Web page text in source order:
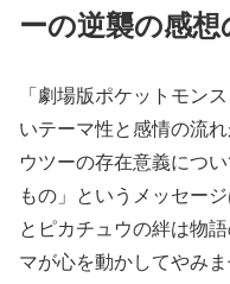
ーの逆襲の感
「劇場版ポケットモン
いテーマ性と感情の流
ウツーの存在意義につ
もの」というメッセー
とピカチュウの絆は物
マが心を動かしてやみ